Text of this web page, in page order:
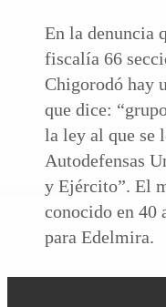
En la denuncia
fiscalía 66
Chigorodó hay
que dice:
la ley al que se
Autodefensas
y Ejército”. El
conocido en 40
para Edelmira.